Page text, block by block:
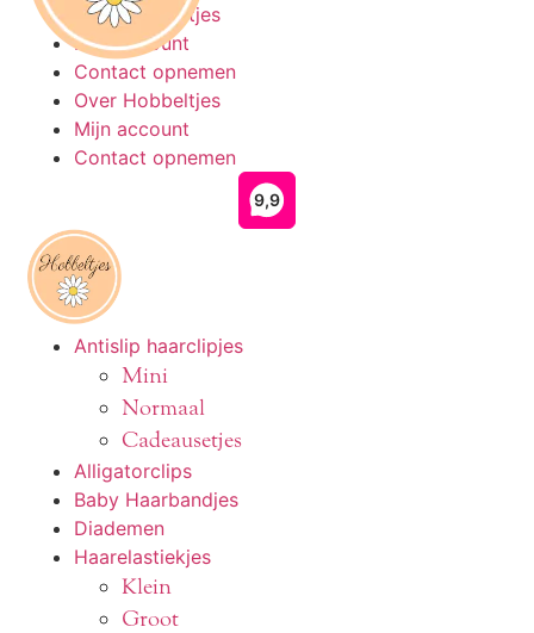
inhoud
Over Hobbeltjes
Mijn account
Contact opnemen
Over Hobbeltjes
Mijn account
Contact opnemen
Antislip haarclipjes
Mini
Normaal
Cadeausetjes
Alligatorclips
Baby Haarbandjes
Diademen
Haarelastiekjes
Klein
Groot